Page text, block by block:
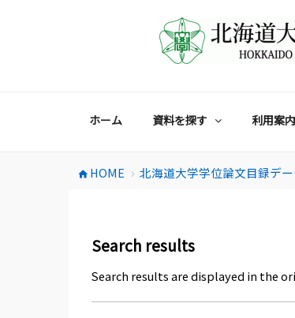
ホーム 資料を探す 利用案内
home HOME chevron_right 北海道大学学位論文目録デ
Search results
Search results are displayed in the